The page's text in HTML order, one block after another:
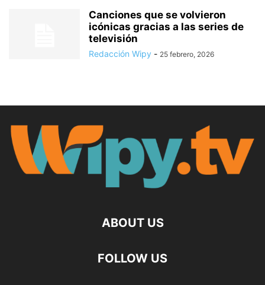
Canciones que se volvieron
icónicas gracias a las series de
televisión
Redacción Wipy - 25 febrero, 2026
ABOUT US
FOLLOW US